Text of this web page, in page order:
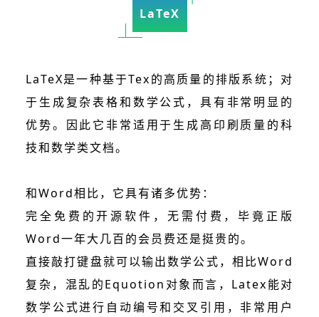
LaTeX
LaTeX是一种基于Tex的高质量的排版系统；对
于生成复杂表格和数学公式，具有非常明显的
优势。因此它非常适用于生成高印刷质量的科
技和数学类文档。
和Word相比，它具有诸多优势：
完全免费的开源软件，无需付费，毕竟正版
Word一年大几百的会员费还是挺贵的。
直接敲打键盘就可以输出数学公式，相比Word
复杂，混乱的Equotion对象而言，Latex能对
数学公式进行自动编号和交叉引用，非常用户